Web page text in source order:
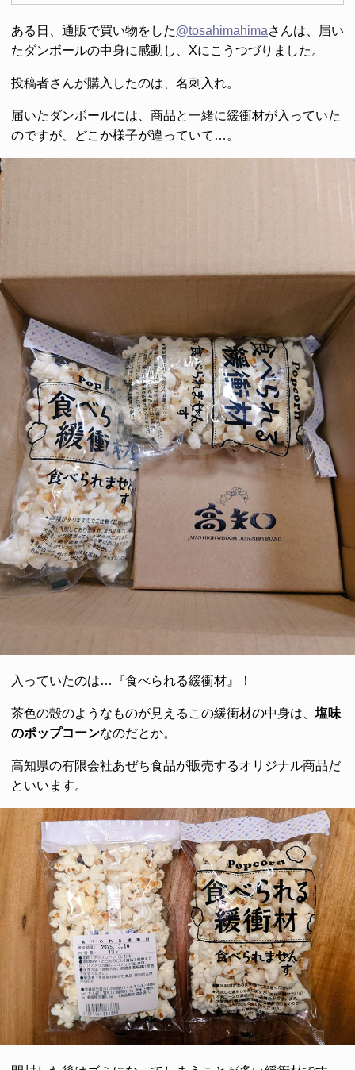
ある日、通販で買い物をした@tosahimahimaさんは、届い
たダンボールの中身に感動し、Xにこうつづりました。
投稿者さんが購入したのは、名刺入れ。
届いたダンボールには、商品と一緒に緩衝材が入っていた
のですが、どこか様子が違っていて…。
入っていたのは…『食べられる緩衝材』！
茶色の殻のようなものが見えるこの緩衝材の中身は、 塩味
のポップコーンなのだとか。
高知県の有限会社あぜち食品が販売するオリジナル商品だ
といいます。